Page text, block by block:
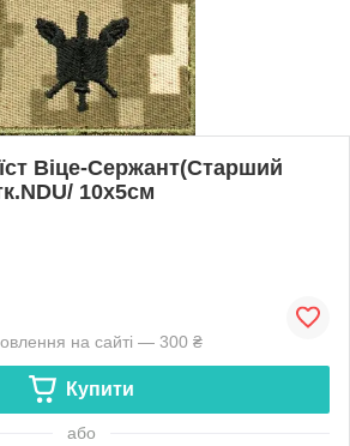
Віце-Сержант(Старший
10х5см
на сайті — 300 ₴
Купити
або